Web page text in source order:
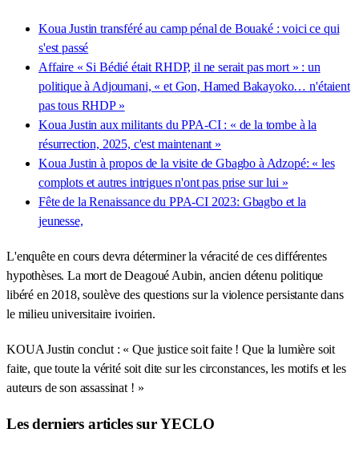
Koua Justin transféré au camp pénal de Bouaké : voici ce qui
s'est passé
Affaire « Si Bédié était RHDP, il ne serait pas mort » : un
politique à Adjoumani, « et Gon, Hamed Bakayoko… n'étaient
pas tous RHDP »
Koua Justin aux militants du PPA-CI : « de la tombe à la
résurrection, 2025, c'est maintenant »
Koua Justin à propos de la visite de Gbagbo à Adzopé: « les
complots et autres intrigues n'ont pas prise sur lui »
Fête de la Renaissance du PPA-CI 2023: Gbagbo et la
jeunesse,
L'enquête en cours devra déterminer la véracité de ces différentes
hypothèses. La mort de Deagoué Aubin, ancien détenu politique
libéré en 2018, soulève des questions sur la violence persistante dans
le milieu universitaire ivoirien.
KOUA Justin conclut : « Que justice soit faite ! Que la lumière soit
faite, que toute la vérité soit dite sur les circonstances, les motifs et les
auteurs de son assassinat ! »
Les derniers articles sur YECLO